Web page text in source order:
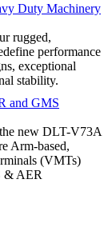
Duty Machinery
rugged,
performance
exceptional
stability.
and GMS
new DLT-V73A
Arm-based,
(VMTs)
& AER